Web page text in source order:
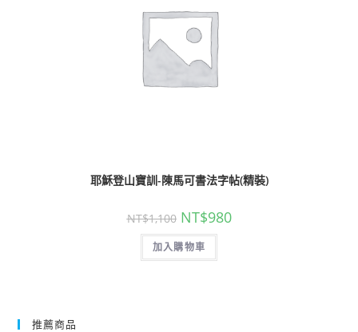
耶穌登山寶訓-陳馬可書法字帖(精裝)
NT$1,100 NT$980
加入購物車
推薦商品